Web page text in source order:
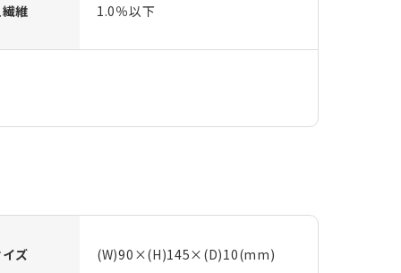
維 1.0％以下
ズ (W)90×(H)145×(D)10(mm)